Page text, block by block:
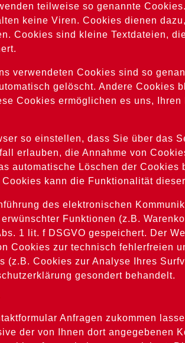
teilweise so genannte
keine Viren. Cookies dienen
Cookies sind kleine Textdateien,
verwendeten Cookies sind so
gelöscht. Andere Cookies
Cookies ermöglichen es uns, Ihren
so einstellen, dass Sie über das
erlauben, die Annahme von
automatische Löschen der
kann die Funktionalität
des elektronischen
Funktionen (z.B.
1 lit. f DSGVO gespeichert. Der
Cookies zur technisch fehlerfreien
(z.B. Cookies zur Analyse Ihres
gesondert behandelt.
Anfragen zukommen
der von Ihnen dort angegebenen